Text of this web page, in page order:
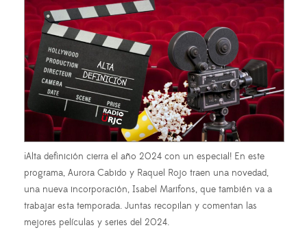
¡Alta definición cierra el año 2024 con un especial! En este
programa, Aurora Cabido y Raquel Rojo traen una novedad,
una nueva incorporación, Isabel Marifons, que también va a
trabajar esta temporada. Juntas recopilan y comentan las
mejores películas y series del 2024.